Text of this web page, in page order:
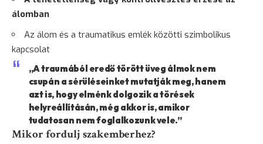
álomban
Az álom és a traumatikus emlék közötti szimbolikus
kapcsolat
„A traumából eredő törött üveg álmok nem
csupán a sérüléseinket mutatják meg, hanem
azt is, hogy elménk dolgozik a törések
helyreállításán, még akkor is, amikor
tudatosan nem foglalkozunk vele.”
Mikor fordulj szakemberhez?